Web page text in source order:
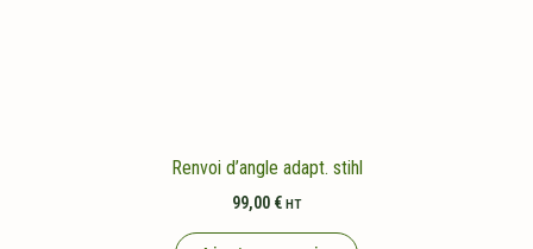
Renvoi d’angle adapt. stihl
99,00 € HT